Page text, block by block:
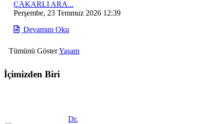
ÇAKARLI ARA...
Perşembe, 23 Temmuz 2026 12:39
Devamını Oku
Tümünü GösterYaşam
İçimizden Biri
Dr.